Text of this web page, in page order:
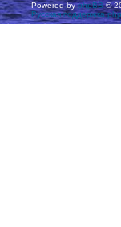
Powered byphpBB©
Русская поддержка